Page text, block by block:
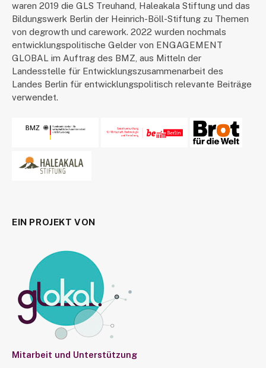
waren 2019 die GLS Treuhand, Haleakala Stiftung und das
Bildungswerk Berlin der Heinrich-Böll-Stiftung zu Themen
von degrowth und carework. 2022 wurden nochmals
entwicklungspolitische Gelder von ENGAGEMENT
GLOBAL im Auftrag des BMZ, aus Mitteln der
Landesstelle für Entwicklungszusammenarbeit des
Landes Berlin für entwicklungspolitisch relevante Beiträge
verwendet.
EIN PROJEKT VON
Mitarbeit und Unterstützung